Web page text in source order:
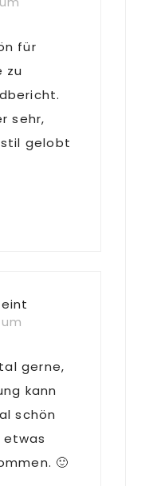
für
zu
sehr,
gelobt
gerne,
kann
schön
etwas
🙂